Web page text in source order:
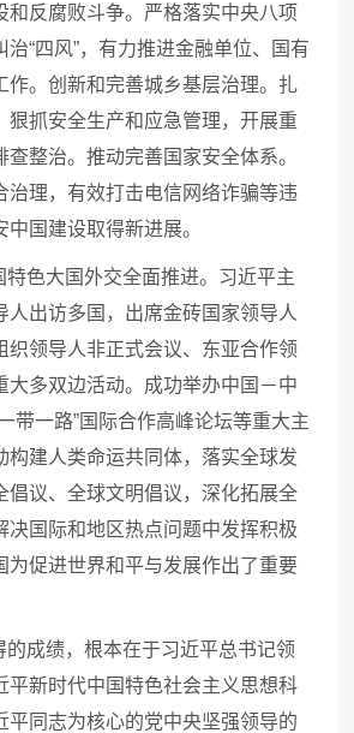
和反腐败斗争。严格落实中央八项
“四风”，有力推进金融单位、国有
作。创新和完善城乡基层治理。扎
狠抓安全生产和应急管理，开展重
查整治。推动完善国家安全体系。
治理，有效打击电信网络诈骗等违
国建设取得新进展。
特色大国外交全面推进。习近平主
人出访多国，出席金砖国家领导人
织领导人非正式会议、东亚合作领
大多双边活动。成功举办中国－中
带一路”国际合作高峰论坛等重大主
构建人类命运共同体，落实全球发
倡议、全球文明倡议，深化拓展全
决国际和地区热点问题中发挥积极
为促进世界和平与发展作出了重要
的成绩，根本在于习近平总书记领
平新时代中国特色社会主义思想科
平同志为核心的党中央坚强领导的